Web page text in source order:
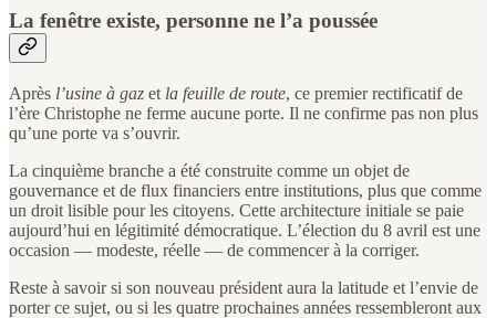
La fenêtre existe, personne ne l’a poussée
Après l’usine à gaz et la feuille de route, ce premier rectificatif de
l’ère Christophe ne ferme aucune porte. Il ne confirme pas non plus
qu’une porte va s’ouvrir.
La cinquième branche a été construite comme un objet de
gouvernance et de flux financiers entre institutions, plus que comme
un droit lisible pour les citoyens. Cette architecture initiale se paie
aujourd’hui en légitimité démocratique. L’élection du 8 avril est une
occasion — modeste, réelle — de commencer à la corriger.
Reste à savoir si son nouveau président aura la latitude et l’envie de
porter ce sujet, ou si les quatre prochaines années ressembleront aux